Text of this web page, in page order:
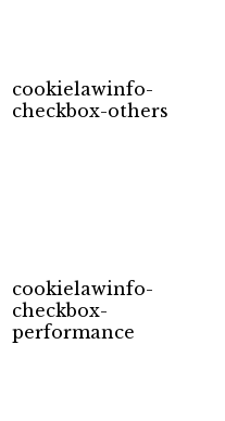
cookielawinfo-
checkbox-others
cookielawinfo-
checkbox-
performance